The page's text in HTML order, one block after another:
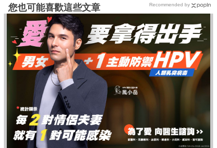
您也可能喜歡這些文章 Recommended by